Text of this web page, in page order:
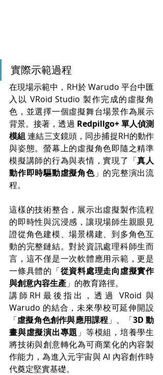
實際示範過程
在現場示範中，RH於 Warudo 平台中匯
入以 VRoid Studio 製作完成的虛擬角
色，並選擇一個虛擬舞台場景作為展示
背景。接著，透過 Redpillgo+ 單人偵測
模組 連結三支鏡頭，同步捕捉RH的動作
與姿態。螢幕上的虛擬角色即隨之精準
模擬講師的行為與表情，實現了「真人
動作即時驅動虛擬角色」的完整演出流
程。
這樣的技術整合，展示出虛擬製作流程
的即時性與沉浸感，讓現場師生親眼見
證從角色建模、場景構建、到多角色互
動的完整鏈結。對於資訊處理科師生而
言，這不僅是一次軟體應用示範，更是
一條具體的「從資料處理走向虛擬實作
與創意內容生產 」的教育路徑。
講師RH最後指出，透過 VRoid 與
Warudo 的結合，未來學校可延伸開設
「虛擬角色創作與應用課程 」、「3D 動
畫與虛擬演出專題 」等模組，培養學生
將技術與創意轉化為可商業化的內容製
作能力，為進入元宇宙與 AI 內容創作時
代奠定堅實基礎。